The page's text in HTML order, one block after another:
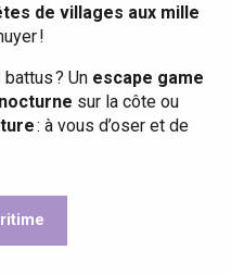
de villages aux mille
!
? Un escape game
sur la côte ou
: à vous d’oser et de